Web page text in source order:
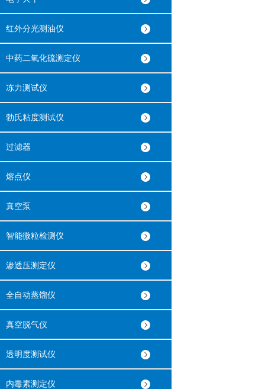
红外分光测油仪
中药二氧化硫测定仪
冻力测试仪
勃氏粘度测试仪
过滤器
熔点仪
真空泵
智能微粒检测仪
渗透压测定仪
全自动蒸馏仪
真空脱气仪
透明度测试仪
内毒素测定仪